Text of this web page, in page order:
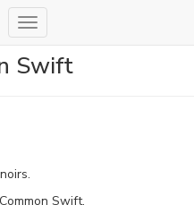
Déplier
la
navigation
Swift
Swift.